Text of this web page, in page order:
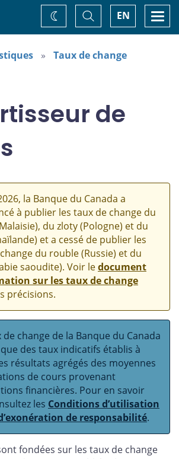
EN
Basculer
la
recherche
Changez
de
thème
Taux de change
de
la Banque du Canada a
à publier les taux de change du
du zloty (Pologne) et du
et a cessé de publier les
du rouble (Russie) et du
saoudite). Voir ledocument
sur les taux de change
précisions.
de change de la Banque du Canada
des taux indicatifs établis à
résultats agrégés des moyennes
de cours provenant
financières. Pour en savoir
les Conditions d’utilisation
de responsabilité.
fondées sur les taux de change